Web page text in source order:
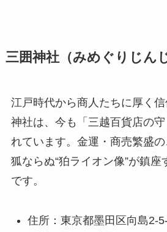
三囲神社（みめぐりじん
江戸時代から商人たちに厚く
神社は、今も「三越百貨店の
れています。金運・商売繁盛
狐ならぬ“狛ライオン像”が鎮
です。
住所：東京都墨田区向島2-